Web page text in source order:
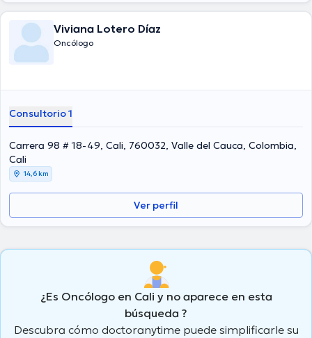
Viviana Lotero Díaz
Oncólogo
Consultorio 1
Carrera 98 # 18-49, Cali, 760032, Valle del Cauca, Colombia,
Cali
14,6 km
Ver perfil
¿Es Oncólogo en Cali y no aparece en esta
búsqueda ?
Descubra cómo doctoranytime puede simplificarle su